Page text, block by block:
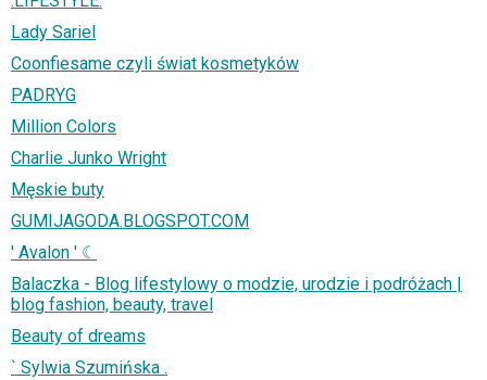
Lady Sariel
Coonfiesame czyli świat kosmetyków
PADRYG
Million Colors
Charlie Junko Wright
Męskie buty
GUMIJAGODA.BLOGSPOT.COM
' Avalon ' ☾
Balaczka - Blog lifestylowy o modzie, urodzie i podróżach |
blog fashion, beauty, travel
Beauty of dreams
` Sylwia Szumińska .